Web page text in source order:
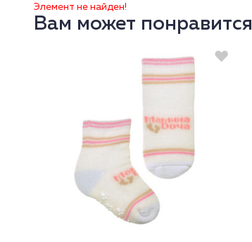
Элемент не найден!
Вам может понравится